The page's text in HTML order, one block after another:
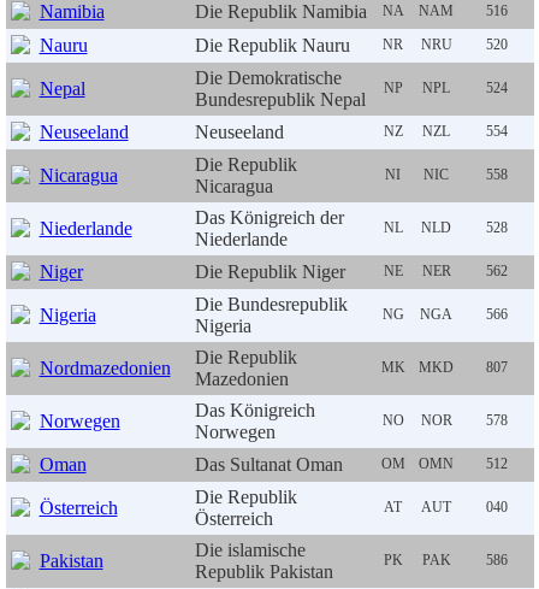
Namibia Die Republik Namibia NA NAM 516
Nauru Die Republik Nauru NR NRU 520
Nepal
Die Demokratische
Bundesrepublik Nepal
NP NPL 524
Neuseeland Neuseeland NZ NZL 554
Nicaragua
Die Republik
Nicaragua
NI NIC 558
Niederlande
Das Königreich der
Niederlande
NL NLD 528
Niger Die Republik Niger NE NER 562
Nigeria
Die Bundesrepublik
Nigeria
NG NGA 566
Nordmazedonien
Die Republik
Mazedonien
MK MKD 807
Norwegen
Das Königreich
Norwegen
NO NOR 578
Oman Das Sultanat Oman OM OMN 512
Österreich
Die Republik
Österreich
AT AUT 040
Pakistan
Die islamische
Republik Pakistan
PK PAK 586